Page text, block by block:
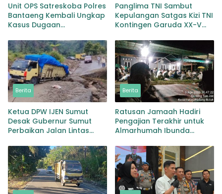
Unit OPS Satreskoba Polres
Bantaeng Kembali Ungkap
Kasus Dugaan
Peredaran Narkotika Jenis
Sabu
Panglima TNI Sambut
Kepulangan Satgas Kizi TNI
Kontingen Garuda XX-V
Berita
Ketua DPW IJEN Sumut
Desak Gubernur Sumut
Perbaikan Jalan Lintas
Lingga Bayu
Berita
Ratusan Jamaah Hadiri
Pengajian Terakhir untuk
Almarhumah Ibunda